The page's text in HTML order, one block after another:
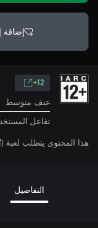
إضافة
12+
عنف متوسط
تفاعل
هذا المحتوى يتطلب
التفاصيل